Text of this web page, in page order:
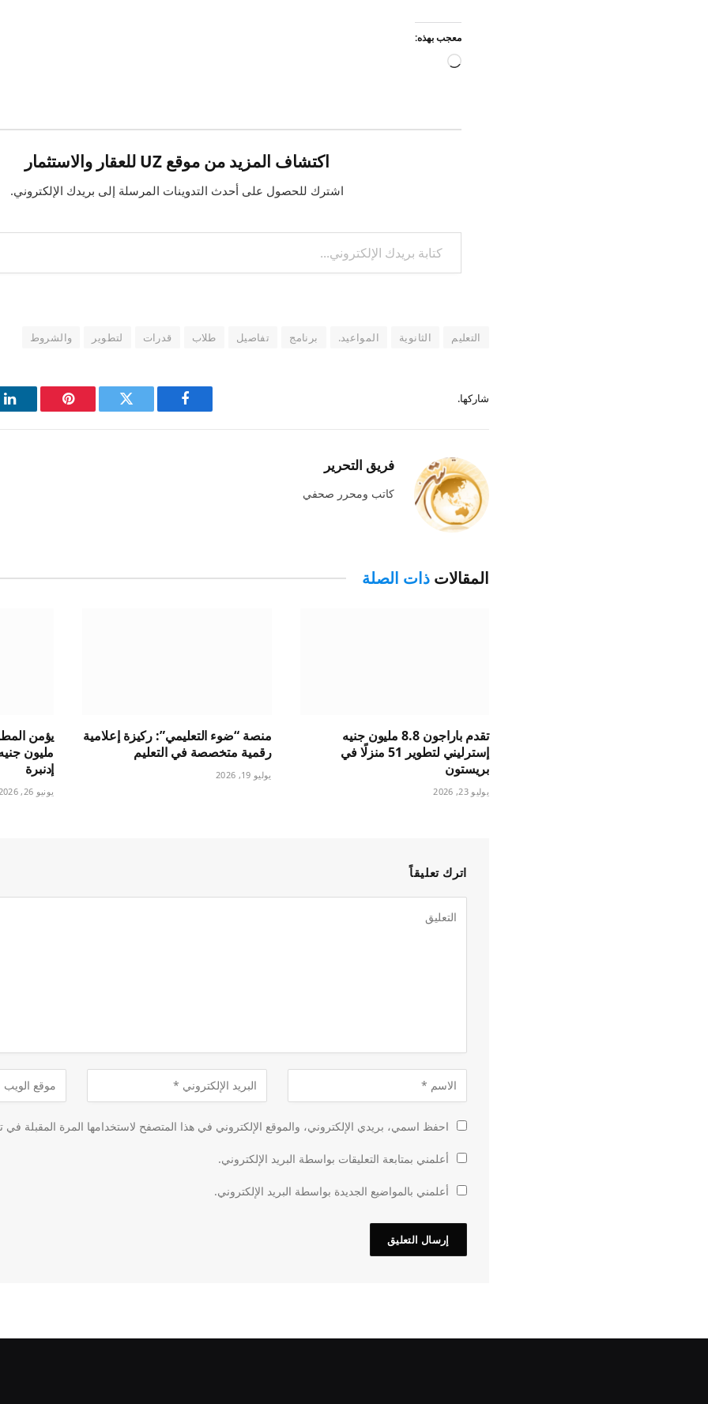
معجب بهذه:
جاري
اكتشاف المزيد من موقع UZ للعقار والاستثمار
اشترك للحصول على أحدث التدوينات المرسلة إلى بريدك الإلكتروني.
كتابة بريدك الإلكتروني...
التعليم الثانوية المواعيد. برنامج تفاصيل طلاب قدرات لتطوير والشروط
شاركها.
فيسبوك
تويتر بينتيريست
فريق التحرير
كاتب ومحرر صحفي
المقالاتذات الصلة
تقدم باراجون 8.8 مليون جنيه
إسترليني لتطوير 51 منزلًا في
بريستون
يوليو 23, 2026
منصة “ضوء التعليمي”: ركيزة إعلامية
رقمية متخصصة في التعليم
يوليو 19, 2026
مليون
إدنبرة
يونيو 26, 2026
اترك تعليقاً
احفظ اسمي، بريدي الإلكتروني، والموقع الإلكتروني في هذا المتصفح لاستخدامها المرة المقبلة في
أعلمني بمتابعة التعليقات بواسطة البريد الإلكتروني.
أعلمني بالمواضيع الجديدة بواسطة البريد الإلكتروني.